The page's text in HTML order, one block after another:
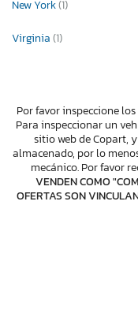
New York(1)
Virginia(1)
Por favor inspeccione
Para inspeccionar un
sitio web de Copart,
almacenado, por lo
mecánico. Por favor
VENDEN COMO
OFERTAS SON